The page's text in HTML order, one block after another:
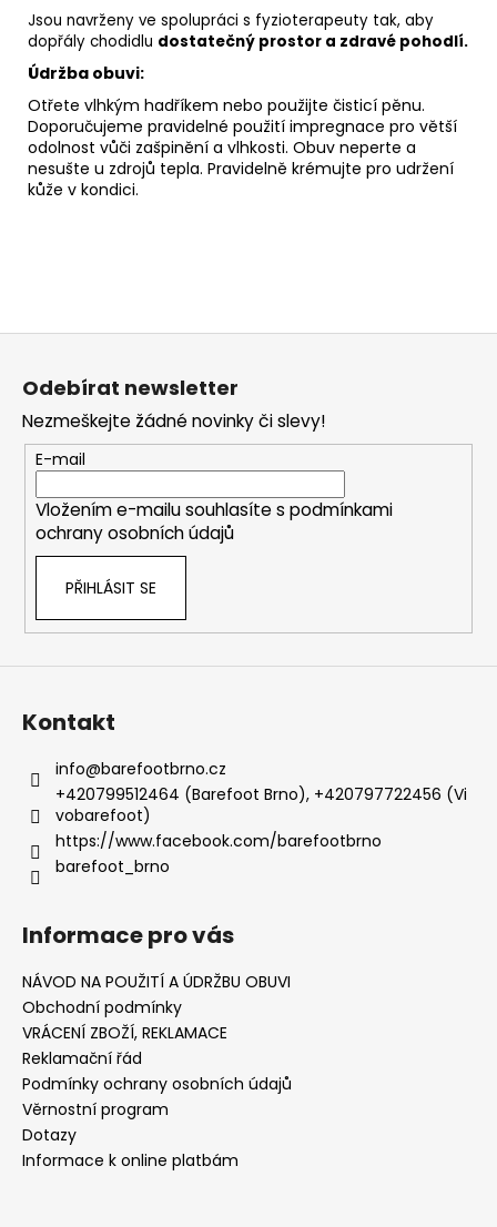
Jsou navrženy ve spolupráci s fyzioterapeuty tak, aby
dopřály chodidlu dostatečný prostor a zdravé pohodlí.
Údržba obuvi:
Otřete vlhkým hadříkem nebo použijte čisticí pěnu.
Doporučujeme pravidelné použití impregnace pro větší
odolnost vůči zašpinění a vlhkosti. Obuv neperte a
nesušte u zdrojů tepla. Pravidelně krémujte pro udržení
kůže v kondici.
Z
Odebírat newsletter
Nezmeškejte žádné novinky či slevy!
E-mail
Vložením e-mailu souhlasíte s podmínkami
ochrany osobních údajů
PŘIHLÁSIT SE
Kontakt
info@barefootbrno.cz
+420799512464 (Barefoot Brno), +420797722456 (Vi
vobarefoot)
https://www.facebook.com/barefootbrno
barefoot_brno
Informace pro vás
NÁVOD NA POUŽITÍ A ÚDRŽBU OBUVI
Obchodní podmínky
VRÁCENÍ ZBOŽÍ, REKLAMACE
Reklamační řád
Podmínky ochrany osobních údajů
Věrnostní program
Dotazy
Informace k online platbám